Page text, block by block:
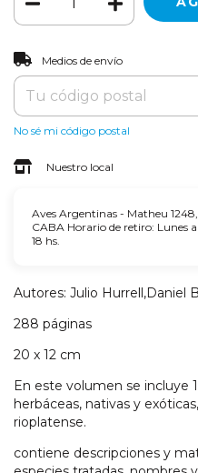
Entregas para el CP:
Medios de envío
No sé mi código postal
Nuestro local
Aves Argentinas - Matheu
CABA Horario de retiro: Lunes a
18 hs.
Autores: Julio Hurrell,Daniel
288 páginas
20 x 12 cm
En este volumen se incluye
herbáceas, nativas y
rioplatense.
contiene descripciones y